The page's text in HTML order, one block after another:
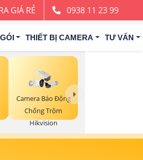
GIÁ RẺ 0938 11 23 99
THIẾT BỊ CAMERA TƯ VẤN
Camera Báo Động
Chống Trộm
Hikvision